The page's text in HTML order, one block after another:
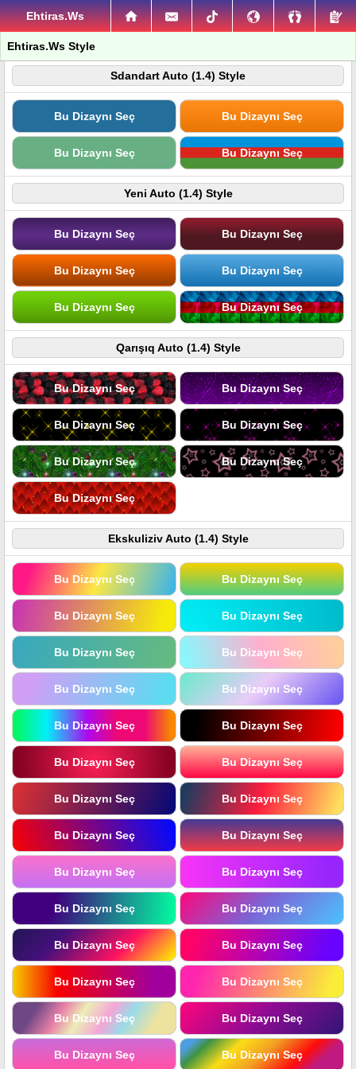
Ehtiras.Ws
Ehtiras.Ws Style
Sdandart Auto (1.4) Style
Bu Dizaynı Seç Bu Dizaynı Seç
Bu Dizaynı Seç Bu Dizaynı Seç
Yeni Auto (1.4) Style
Bu Dizaynı Seç Bu Dizaynı Seç
Bu Dizaynı Seç Bu Dizaynı Seç
Bu Dizaynı Seç Bu Dizaynı Seç
Qarışıq Auto (1.4) Style
Bu Dizaynı Seç Bu Dizaynı Seç
Bu Dizaynı Seç Bu Dizaynı Seç
Bu Dizaynı Seç Bu Dizaynı Seç
Bu Dizaynı Seç
Ekskuliziv Auto (1.4) Style
Bu Dizaynı Seç Bu Dizaynı Seç
Bu Dizaynı Seç Bu Dizaynı Seç
Bu Dizaynı Seç Bu Dizaynı Seç
Bu Dizaynı Seç Bu Dizaynı Seç
Bu Dizaynı Seç Bu Dizaynı Seç
Bu Dizaynı Seç Bu Dizaynı Seç
Bu Dizaynı Seç Bu Dizaynı Seç
Bu Dizaynı Seç Bu Dizaynı Seç
Bu Dizaynı Seç Bu Dizaynı Seç
Bu Dizaynı Seç Bu Dizaynı Seç
Bu Dizaynı Seç Bu Dizaynı Seç
Bu Dizaynı Seç Bu Dizaynı Seç
Bu Dizaynı Seç Bu Dizaynı Seç
Bu Dizaynı Seç Bu Dizaynı Seç